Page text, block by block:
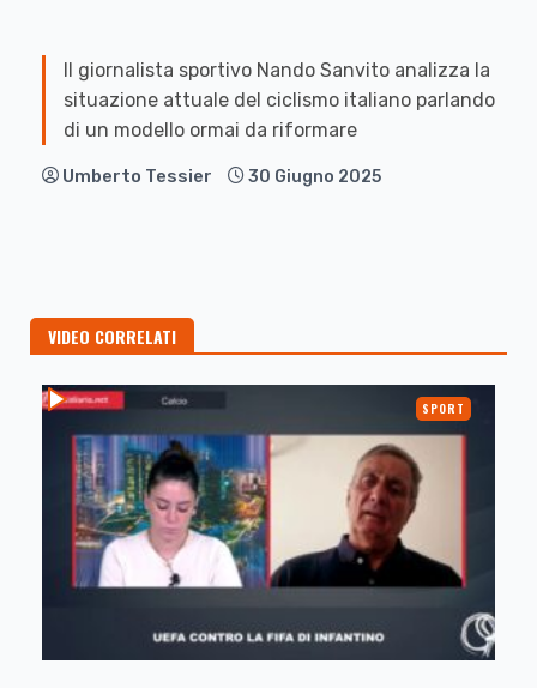
Il giornalista sportivo Nando Sanvito analizza la
situazione attuale del ciclismo italiano parlando
di un modello ormai da riformare
Umberto Tessier 30 Giugno 2025
VIDEO CORRELATI
SPORT